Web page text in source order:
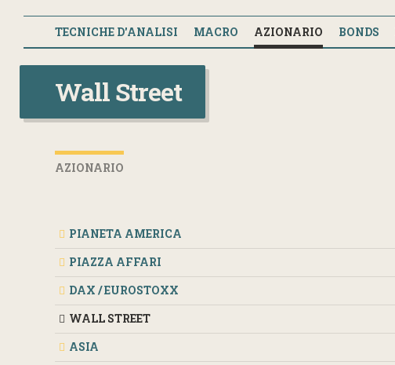
TECNICHE D'ANALISI MACRO AZIONARIO BONDS
Wall Street
AZIONARIO
PIANETA AMERICA
PIAZZA AFFARI
DAX / EUROSTOXX
WALL STREET
ASIA